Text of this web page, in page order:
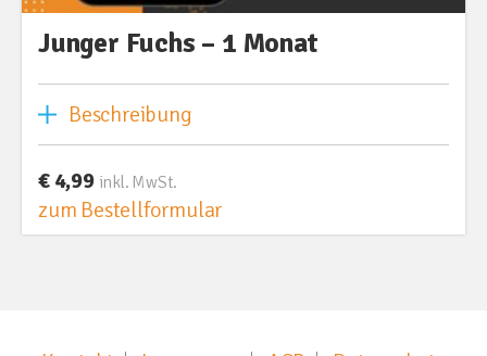
Junger Fuchs – 1 Monat
Beschreibung
€ 4,99 inkl. MwSt.
zum Bestellformular